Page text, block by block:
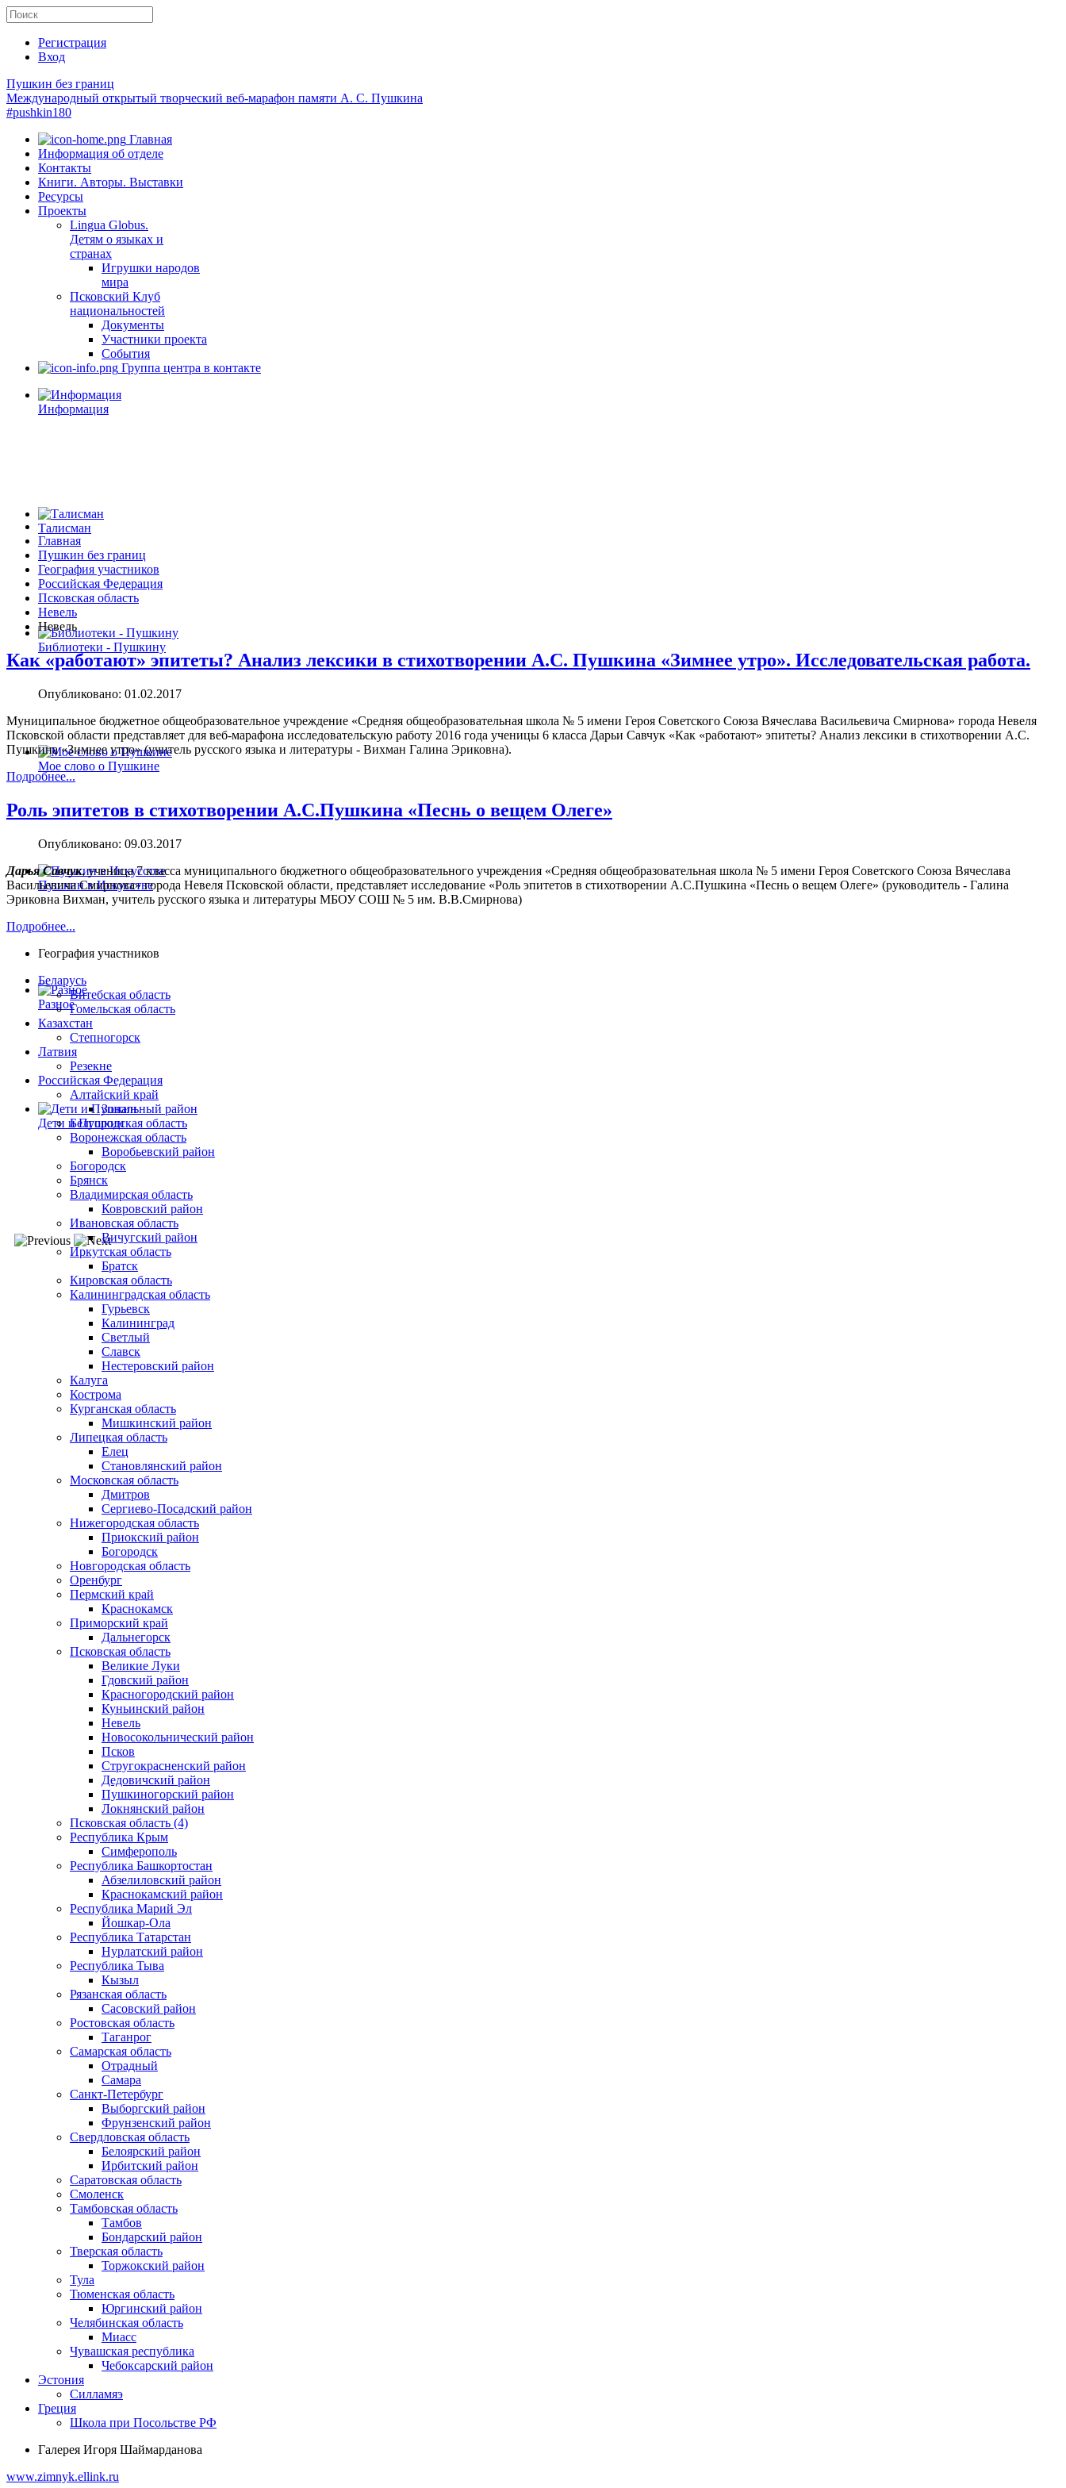
Регистрация
Вход
Пушкин без границ
Международный открытый творческий веб-марафон памяти А. С. Пушкина
#pushkin180
Главная
Информация об отделе
Контакты
Книги. Авторы. Выставки
Ресурсы
Проекты
Lingua Globus.
Детям о языках и
странах
Игрушки народов
мира
Псковский Клуб
национальностей
Документы
Участники проекта
События
Группа центра в контакте
Информация
Талисман
Библиотеки - Пушкину
Мое слово о Пушкине
Пушкин в Искусстве
Разное
Дети и Пушкин
Главная
Пушкин без границ
География участников
Российская Федерация
Псковская область
Невель
Невель
Как «работают» эпитеты? Анализ лексики в стихотворении А.С. Пушкина «Зимнее утро». Исследовательская работа.
Опубликовано: 01.02.2017
Муниципальное бюджетное общеобразовательное учреждение «Средняя общеобразовательная школа № 5 имени Героя Советского Союза Вячеслава Васильевича Смирнова» города Невеля
Псковской области представляет для веб-марафона исследовательскую работу 2016 года ученицы 6 класса Дарьи Савчук «Как «работают» эпитеты? Анализ лексики в стихотворении А.С.
Пушкина «Зимнее утро» (учитель русского языка и литературы - Вихман Галина Эриковна).
Подробнее...
Роль эпитетов в стихотворении А.С.Пушкина «Песнь о вещем Олеге»
Опубликовано: 09.03.2017
Дарья Савчук, ученица 7 класса муниципального бюджетного общеобразовательного учреждения «Средняя общеобразовательная школа № 5 имени Героя Советского Союза Вячеслава
Васильевича Смирнова» города Невеля Псковской области, представляет исследование «Роль эпитетов в стихотворении А.С.Пушкина «Песнь о вещем Олеге» (руководитель - Галина
Эриковна Вихман, учитель русского языка и литературы МБОУ СОШ № 5 им. В.В.Смирнова)
Подробнее...
География участников
Беларусь
Витебская область
Гомельская область
Казахстан
Степногорск
Латвия
Резекне
Российская Федерация
Алтайский край
Зональный район
Белгородская область
Воронежская область
Воробьевский район
Богородск
Брянск
Владимирская область
Ковровский район
Ивановская область
Вичугский район
Иркутская область
Братск
Кировская область
Калининградская область
Гурьевск
Калининград
Светлый
Славск
Нестеровский район
Калуга
Кострома
Курганская область
Мишкинский район
Липецкая область
Елец
Становлянский район
Московская область
Дмитров
Сергиево-Посадский район
Нижегородская область
Приокский район
Богородск
Новгородская область
Оренбург
Пермский край
Краснокамск
Приморский край
Дальнегорск
Псковская область
Великие Луки
Гдовский район
Красногородский район
Куньинский район
Невель
Новосокольнический район
Псков
Стругокрасненский район
Дедовичский район
Пушкиногорский район
Локнянский район
Псковская область (4)
Республика Крым
Симферополь
Республика Башкортостан
Абзелиловский район
Краснокамский район
Республика Марий Эл
Йошкар-Ола
Республика Татарстан
Нурлатский район
Республика Тыва
Кызыл
Рязанская область
Сасовский район
Ростовская область
Таганрог
Самарская область
Отрадный
Самара
Санкт-Петербург
Выборгский район
Фрунзенский район
Свердловская область
Белоярский район
Ирбитский район
Саратовская область
Смоленск
Тамбовская область
Тамбов
Бондарский район
Тверская область
Торжокский район
Тула
Тюменская область
Юргинский район
Челябинская область
Миасс
Чувашская республика
Чебоксарский район
Эстония
Силламяэ
Греция
Школа при Посольстве РФ
Галерея Игоря Шаймарданова
www.zimnyk.ellink.ru